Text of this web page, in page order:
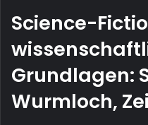
Science-
Grundlagen:
Wurmloch,